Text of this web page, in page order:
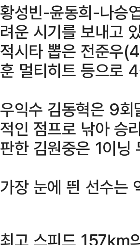
황성빈-윤동희-나승
려운 시기를 보내고
적시타 뽑은 전준우
훈 멀티히트 등으로
우익수 김동혁은 9
적인 점프로 낚아 승
판한 김원중은 1이닝
가장 눈에 띈 선수는
최고 스피드 157㎞